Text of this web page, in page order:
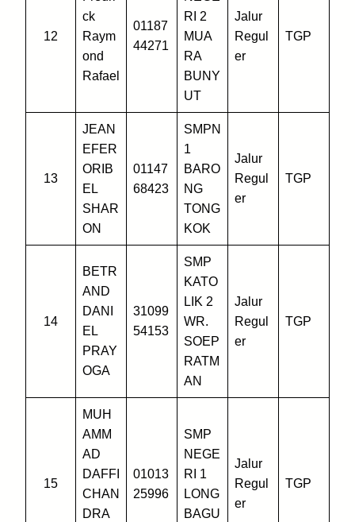
12
ck
Raym
ond
Rafael
01187
44271
RI 2
MUA
RA
BUNY
UT
Jalur
Regul
er
TGP
13
JEAN
EFER
ORIB
EL
SHAR
ON
01147
68423
SMPN
1
BARO
NG
TONG
KOK
Jalur
Regul
er
TGP
14
BETR
AND
DANI
EL
PRAY
OGA
31099
54153
SMP
KATO
LIK 2
WR.
SOEP
RATM
AN
Jalur
Regul
er
TGP
15
MUH
AMM
AD
DAFFI
CHAN
DRA
01013
25996
SMP
NEGE
RI 1
LONG
BAGU
Jalur
Regul
er
TGP